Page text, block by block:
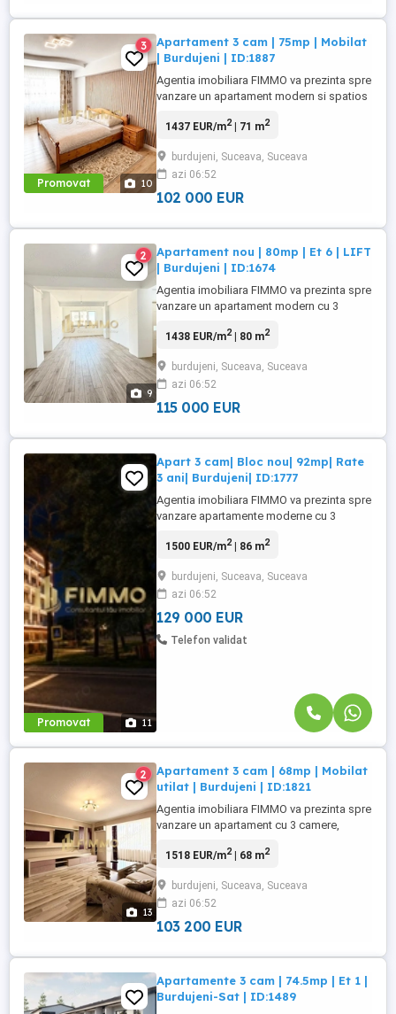
Promovat 10
3
Apartament 3 cam | 75mp | Mobilat
| Burdujeni | ID:1887
Agentia imobiliara FIMMO va prezinta spre
vanzare un apartament modern si spatios
Proprietatea beneficiaza de o amplasare
facilitatile necesare unui stil de viata
confortabil. In imediata apropiere se
regasesc statii ...
1437 EUR/m2| 71 m2
burdujeni, Suceava, Suceava
azi 06:52
102 000 EUR
9
2
Apartament nou | 80mp | Et 6 | LIFT
| Burdujeni | ID:1674
Agentia imobiliara FIMMO va prezinta spre
vanzare un apartament modern cu 3
imobil dotat cu lift, amplasat intr-un cartier
Imobilul face parte dintr-un ansamblu
rezidential construit recent, blocul fiind
finalizat in anul ...
1438 EUR/m2| 80 m2
burdujeni, Suceava, Suceava
azi 06:52
115 000 EUR
Promovat 11
Apart 3 cam| Bloc nou| 92mp| Rate
3 ani| Burdujeni| ID:1777
Agentia imobiliara FIMMO va prezinta spre
vanzare apartamente moderne cu 3
curs de constructie, amplasat intr-o zona
la doar aproximativ 600 metri de
supermarketul Lidl si la aproximativ 200
metri de statia de ...
1500 EUR/m2| 86 m2
burdujeni, Suceava, Suceava
azi 06:52
129 000 EUR
Telefon validat
13
2
Apartament 3 cam | 68mp | Mobilat
utilat | Burdujeni | ID:1821
Agentia imobiliara FIMMO va prezinta spre
vanzare un apartament cu 3 camere,
cartierul Burdujeni - Cuza Voda 1, o zona
apartamentele apar rar la vanzare.
Apartamentul are o suprafata totala de 68
mp (conform RLV) si ...
1518 EUR/m2| 68 m2
burdujeni, Suceava, Suceava
azi 06:52
103 200 EUR
Apartamente 3 cam | 74.5mp | Et 1 |
Burdujeni-Sat | ID:1489